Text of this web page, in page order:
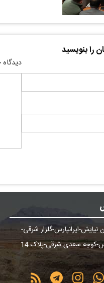
را بنویسید
دیدگاه
نیایش-ایرانپارس-گلزار شرقی-
کوی فردوس-کوچه سعدی شرقی-پلاک 14